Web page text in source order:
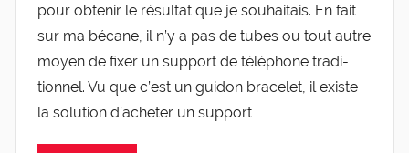
pour obte­nir le résul­tat que je sou­hai­tais. En fait
sur ma bécane, il n’y a pas de tubes ou tout autre
moyen de fixer un sup­port de télé­phone tra­di­
tion­nel. Vu que c’est un gui­don bra­ce­let, il existe
la solu­tion d’a­che­ter un support